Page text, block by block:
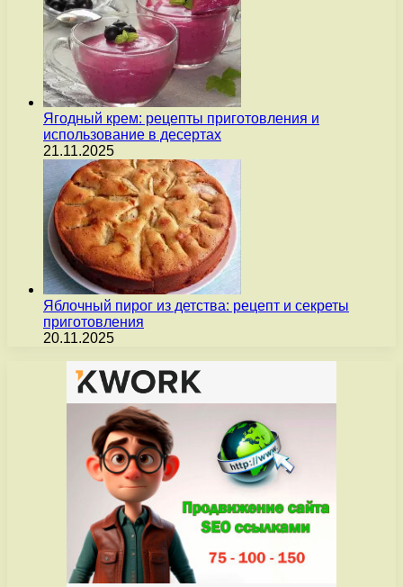
Ягодный крем: рецепты приготовления и
использование в десертах
21.11.2025
Яблочный пирог из детства: рецепт и секреты
приготовления
20.11.2025